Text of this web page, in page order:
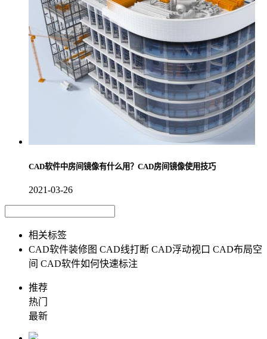
CAD软件中房间镜像有什么用？CAD房间镜像使用技巧
2021-03-26
相关标签
CAD软件装修图 CAD线打断 CAD浮动视口 CAD布局空
间 CAD软件如何快速标注
推荐
热门
最新